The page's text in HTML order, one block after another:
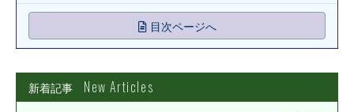
目次ページへ
新着記事 New Articles